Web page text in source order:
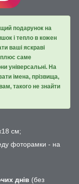
подарунок на
і тепло в кожен
ваші яскраві
плюс саме
універсальні. На
імена, прізвища,
такого не знайти
см;
фоторамки - на
днів (без